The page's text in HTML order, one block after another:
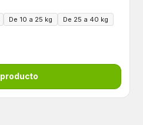
De 10 a 25 kg De 25 a 40 kg